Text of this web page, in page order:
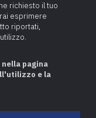
richiesto il tuo
esprimere
riportati,
pagina
e la